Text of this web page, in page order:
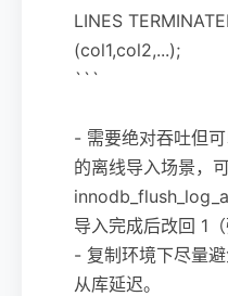
LINES
(col1,col2,...);
```
- 需要绝对吞吐但
的离线导入场景，
导入完成后改回 1（
- 复制环境下尽量
从库延迟。